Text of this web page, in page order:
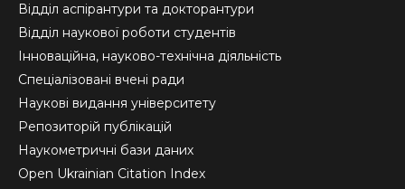
Відділ аспірантури та докторантури
Відділ наукової роботи студентів
Інноваційна, науково-технічна діяльність
Спеціалізовані вчені ради
Наукові видання університету
Репозиторій публікацій
Наукометричні бази даних
Open Ukrainian Citation Index